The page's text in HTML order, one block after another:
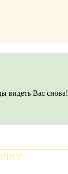
видеть Вас снова!